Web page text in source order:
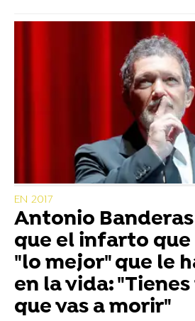
EN 2017
Antonio
que el infarto que
"lo mejor" que le
en la vida:
que vas a morir"